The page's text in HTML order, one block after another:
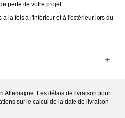
perte de votre projet.
la fois à l'intérieur et à l'extérieur lors du
Allemagne. Les délais de livraison pour
sur le calcul de la date de livraison